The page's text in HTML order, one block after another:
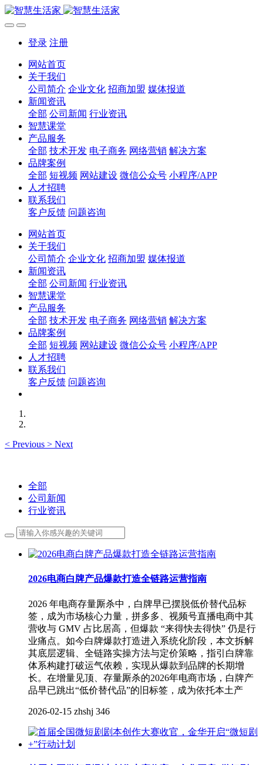
登录 注册
网站首页
关于我们
公司简介 企业文化 招商加盟 媒体报道
新闻资讯
全部 公司新闻 行业资讯
智慧课堂
产品服务
全部 技术开发 电子商务 网络营销 解决方案
品牌案例
全部 短视频 网站建设 微信公众号 小程序/APP
人才招聘
联系我们
客户反馈 问题咨询
网站首页
关于我们
公司简介 企业文化 招商加盟 媒体报道
新闻资讯
全部 公司新闻 行业资讯
智慧课堂
产品服务
全部 技术开发 电子商务 网络营销 解决方案
品牌案例
全部 短视频 网站建设 微信公众号 小程序/APP
人才招聘
联系我们
客户反馈 问题咨询
< Previous > Next
全部
公司新闻
行业资讯
2026电商白牌产品爆款打造全链路运营指南
2026 年电商存量厮杀中，白牌早已摆脱低价替代品标
签，成为市场核心力量，拼多多、视频号直播电商中其
营收与 GMV 占比居高，但爆款 “来得快去得快” 仍是行
业痛点。如今白牌爆款打造进入系统化阶段，本文拆解
其底层逻辑、全链路实操方法与定价策略，指引白牌靠
体系构建打破运气依赖，实现从爆款到品牌的长期增
长。在增量见顶、存量厮杀的2026年电商市场，白牌产
品早已跳出“低价替代品”的旧标签，成为依托本土产
2026-02-15 zhshj 346